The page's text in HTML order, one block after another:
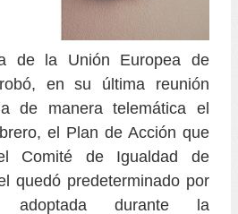
de la Unión Europea de
en su última reunión
de manera telemática el
el Plan de Acción que
Comité de Igualdad de
quedó predeterminado por
adoptada durante la